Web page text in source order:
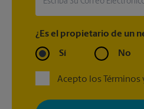
¿Es el propietario de un
Sí No
Acepto los Términos
Al registrarse, acepta recibir